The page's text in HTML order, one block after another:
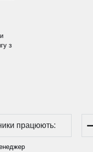
з
працюють: